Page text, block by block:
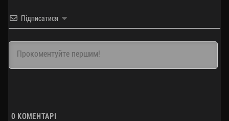
Підписатися
0 КОМЕНТАРІ